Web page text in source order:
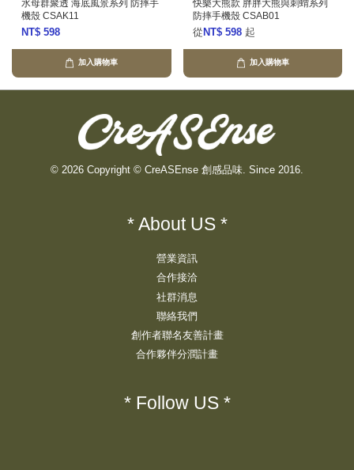
水母群聚透 海底風景系列 防摔手
機殼 CSAK11
NT$ 598
加入購物車
快樂大熊款 胖胖大熊與刺蝟系列
防摔手機殼 CSAB01
從 NT$ 598 起
加入購物車
© 2026 Copyright © CreASEnse 創感品味. Since 2016.
* About US *
營業資訊
合作接洽
社群消息
聯絡我們
創作者聯名友善計畫
合作夥伴分潤計畫
* Follow US *